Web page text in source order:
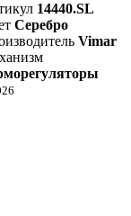
14440.SL
Серебро
Vimar